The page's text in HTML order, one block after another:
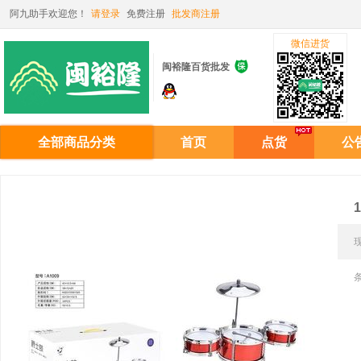
阿九助手欢迎您！ 请登录 免费注册 批发商注册
闽裕隆百货批发 
微信进货
全部商品分类 首页 点货 公